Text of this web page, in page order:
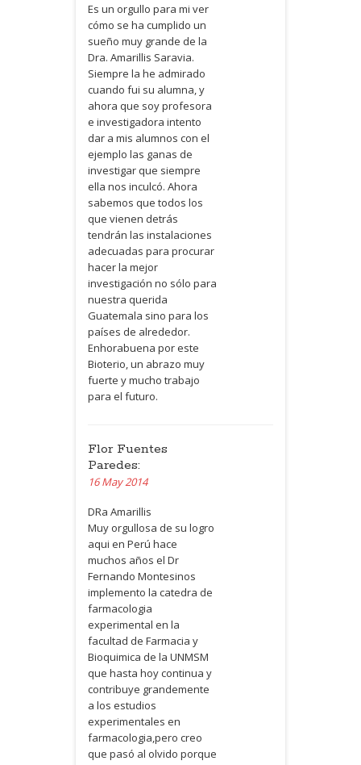
Es un orgullo para mi ver
cómo se ha cumplido un
sueño muy grande de la
Dra. Amarillis Saravia.
Siempre la he admirado
cuando fui su alumna, y
ahora que soy profesora
e investigadora intento
dar a mis alumnos con el
ejemplo las ganas de
investigar que siempre
ella nos inculcó. Ahora
sabemos que todos los
que vienen detrás
tendrán las instalaciones
adecuadas para procurar
hacer la mejor
investigación no sólo para
nuestra querida
Guatemala sino para los
países de alrededor.
Enhorabuena por este
Bioterio, un abrazo muy
fuerte y mucho trabajo
para el futuro.
Flor Fuentes
Paredes:
16 May 2014
DRa Amarillis
Muy orgullosa de su logro
aqui en Perú hace
muchos años el Dr
Fernando Montesinos
implemento la catedra de
farmacologia
experimental en la
facultad de Farmacia y
Bioquimica de la UNMSM
que hasta hoy continua y
contribuye grandemente
a los estudios
experimentales en
farmacologia,pero creo
que pasó al olvido porque